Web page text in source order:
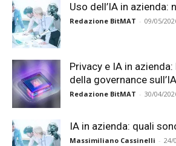
Uso dell’IA in azienda:
Redazione BitMAT - 09/05/
Privacy e IA in
della governance sull’IA
Redazione BitMAT - 30/04/
IA in azienda: quali
Massimiliano Cassinelli - 24/